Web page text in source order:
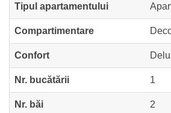
Tipul apartamentului
Compartimentare
Confort
Nr. bucătării 1
Nr. băi 2